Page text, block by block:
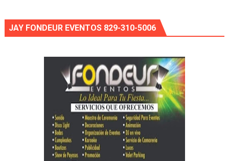
JAY FONDEUR EVENTOS 829-310-5006